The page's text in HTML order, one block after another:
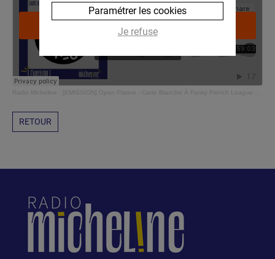
Radio Micheline [EMISSION] Open Platine - Carte Blanche À Funky French League part 2- Woody Braun - PAD - ...
RETOUR
Paramétrer les cookies
Je refuse